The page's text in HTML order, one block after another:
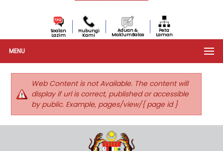
Soalan
Lazim
Hubungi
Kami
Aduan &
MaklumBalas
Peta
Laman
MENU
Web Content is not Available. The content will
display if url is correct, published or accessible
by public. Example, pages/view/{ page id }